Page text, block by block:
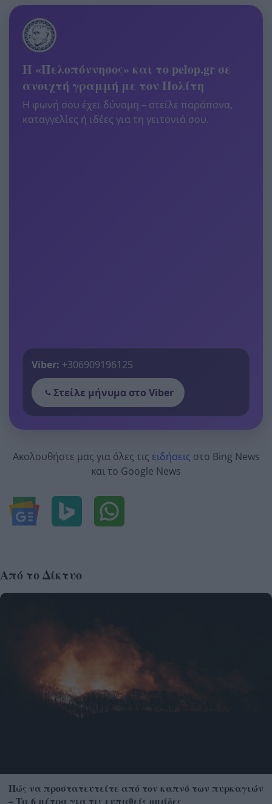
Η «Πελοπόννησος» και το pelop.gr σε
ανοιχτή γραμμή με τον Πολίτη
Η φωνή σου έχει δύναμη – στείλε παράπονα,
καταγγελίες ή ιδέες για τη γειτονιά σου.
Viber: +306909196125
Στείλε μήνυμα στο Viber
Ακολουθήστε μας για όλες τις ειδήσεις στο Bing News
και το Google News
Από το Δίκτυο
Πώς να προστατευτείτε από τον καπνό των πυρκαγιών
– Τα 6 μέτρα για τις ευπαθείς ομάδες